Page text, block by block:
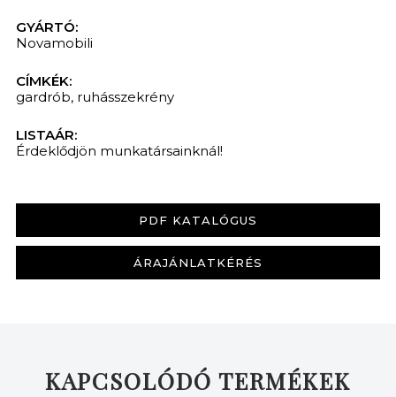
GYÁRTÓ:
Novamobili
CÍMKÉK:
gardrób, ruhásszekrény
LISTAÁR:
Érdeklődjön munkatársainknál!
PDF KATALÓGUS
ÁRAJÁNLATKÉRÉS
KAPCSOLÓDÓ TERMÉKEK